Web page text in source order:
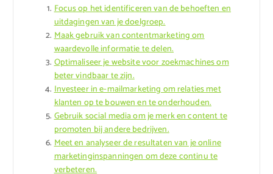
Focus op het identificeren van de behoeften en
uitdagingen van je doelgroep.
Maak gebruik van contentmarketing om
waardevolle informatie te delen.
Optimaliseer je website voor zoekmachines om
beter vindbaar te zijn.
Investeer in e-mailmarketing om relaties met
klanten op te bouwen en te onderhouden.
Gebruik social media om je merk en content te
promoten bij andere bedrijven.
Meet en analyseer de resultaten van je online
marketinginspanningen om deze continu te
verbeteren.